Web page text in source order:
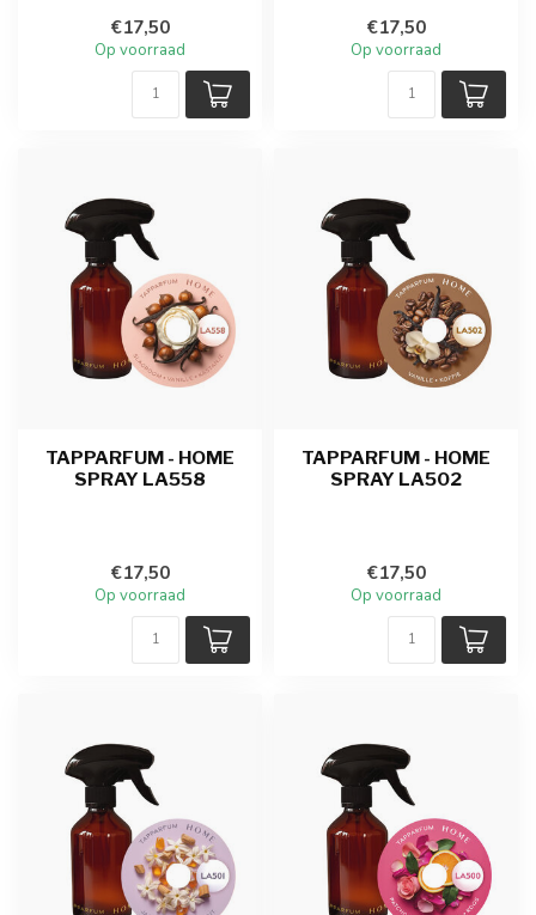
€17,50
Op voorraad
€17,50
Op voorraad
TAPPARFUM - HOME
SPRAY LA558
€17,50
Op voorraad
TAPPARFUM - HOME
SPRAY LA502
€17,50
Op voorraad